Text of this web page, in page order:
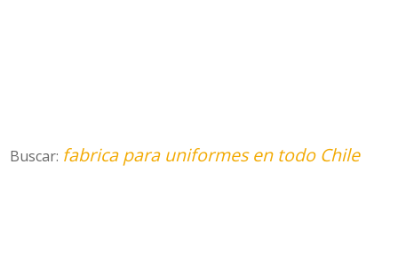
Buscar: fabrica para uniformes en todo Chile